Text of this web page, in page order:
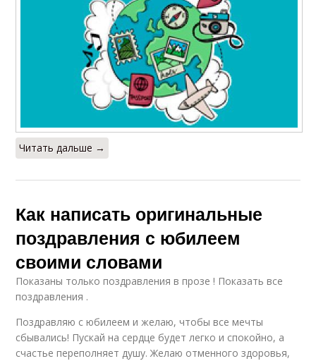
Читать дальше →
Как написать оригинальные
поздравления с юбилеем
своими словами
Показаны только поздравления в прозе ! Показать все
поздравления .
Поздравляю с юбилеем и желаю, чтобы все мечты
сбывались! Пускай на сердце будет легко и спокойно, а
счастье переполняет душу. Желаю отменного здоровья,